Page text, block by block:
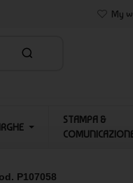
My
STAMPA &
P107058